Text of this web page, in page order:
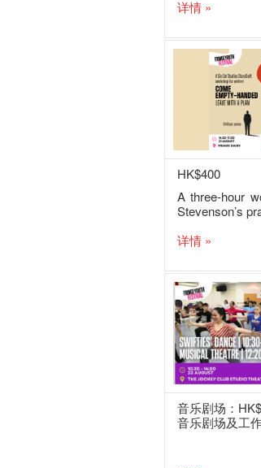
详情 »
HK$400
A three-hour
Stevenson’s
详情 »
音乐剧场：
音乐剧场及工